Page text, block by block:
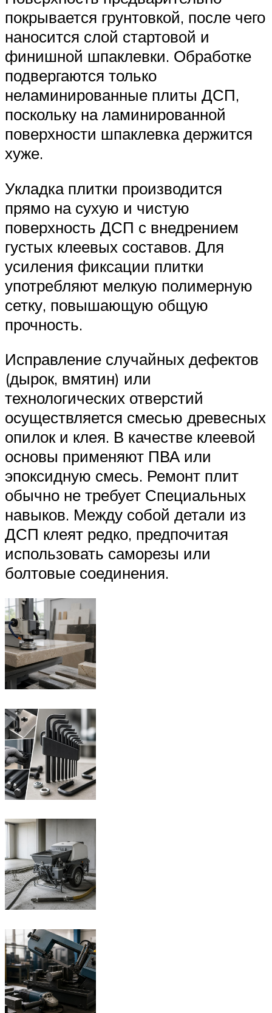
покрывается грунтовкой, после чего
наносится слой стартовой и
финишной шпаклевки. Обработке
подвергаются только
неламинированные плиты ДСП,
поскольку на ламинированной
поверхности шпаклевка держится
хуже.
Укладка плитки производится
прямо на сухую и чистую
поверхность ДСП с внедрением
густых клеевых составов. Для
усиления фиксации плитки
употребляют мелкую полимерную
сетку, повышающую общую
прочность.
Исправление случайных дефектов
(дырок, вмятин) или
технологических отверстий
осуществляется смесью древесных
опилок и клея. В качестве клеевой
основы применяют ПВА или
эпоксидную смесь. Ремонт плит
обычно не требует Специальных
навыков. Между собой детали из
ДСП клеят редко, предпочитая
использовать саморезы или
болтовые соединения.